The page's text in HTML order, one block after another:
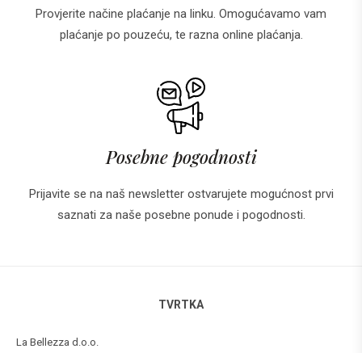
Provjerite načine plaćanje na linku. Omogućavamo vam
plaćanje po pouzeću, te razna online plaćanja.
Posebne pogodnosti
Prijavite se na naš newsletter ostvarujete mogućnost prvi
saznati za naše posebne ponude i pogodnosti.
TVRTKA
La Bellezza d.o.o.